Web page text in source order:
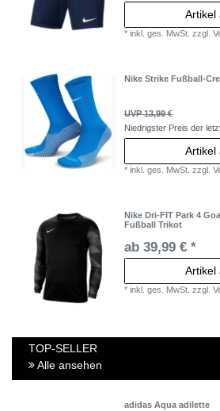
Artikel
*inkl. ges. MwSt. zzgl.
Nike Strike Fußball-
UVP 13,99 €
Niedrigster Preis der
Artikel
*inkl. ges. MwSt. zzgl.
Nike Dri-FIT Park 4
Fußball Trikot
ab 39,99 € *
Artikel
*inkl. ges. MwSt. zzgl.
TOP-SELLER
Alle ansehen
adidas Aqua adilette